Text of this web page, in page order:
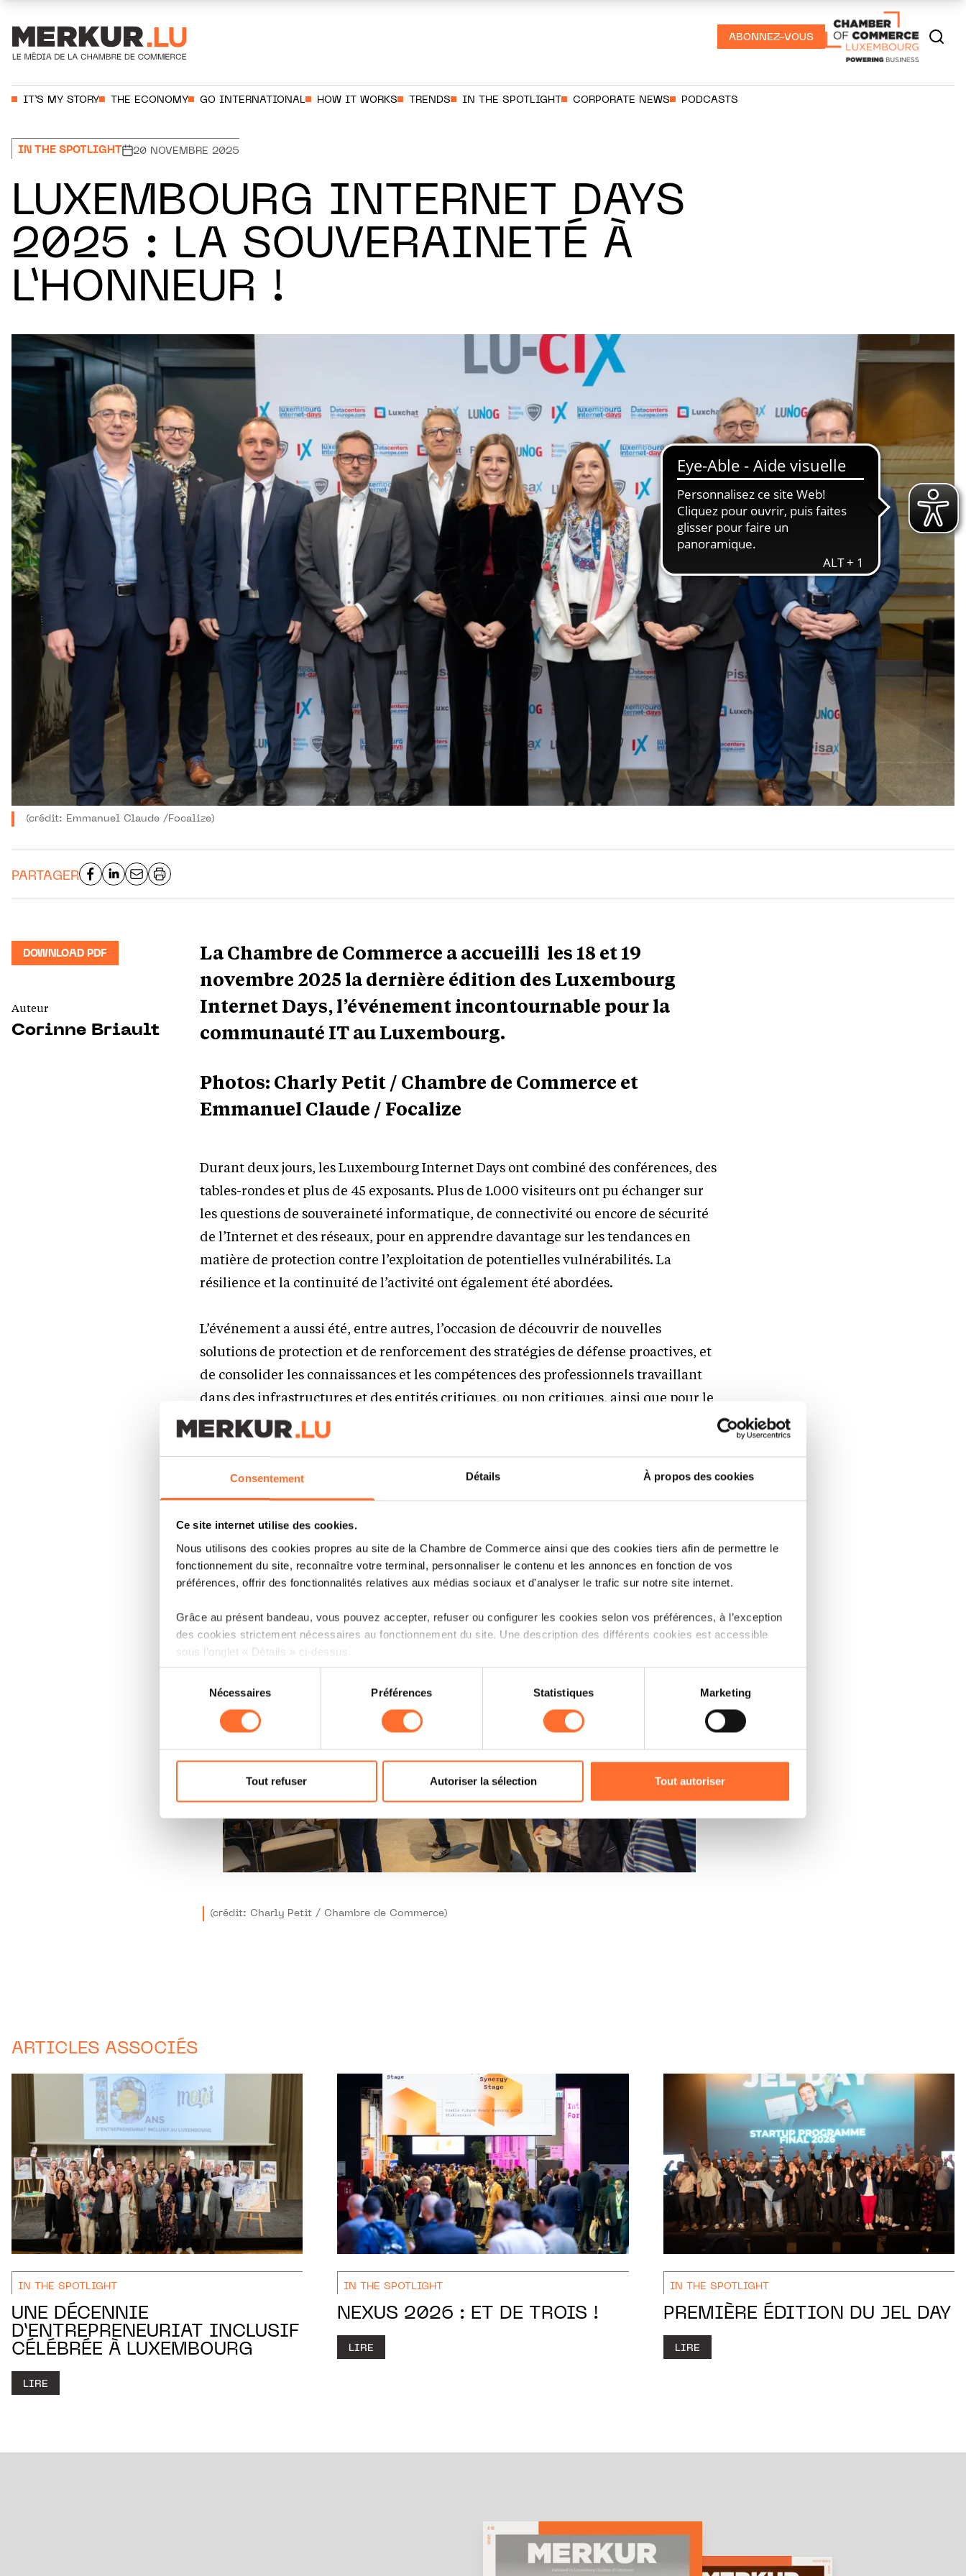
Consentement Détails À propos des cookies
Ce site internet utilise des cookies.
Nous utilisons des cookies propres au site de la Chambre de Commerce ainsi que des cookies tiers afin de permettre le
fonctionnement du site, reconnaître votre terminal, personnaliser le contenu et les annonces en fonction de vos
préférences, offrir des fonctionnalités relatives aux médias sociaux et d'analyser le trafic sur notre site internet.
Grâce au présent bandeau, vous pouvez accepter, refuser ou configurer les cookies selon vos préférences, à l’exception
des cookies strictement nécessaires au fonctionnement du site. Une description des différents cookies est accessible
sous l’onglet « Détails » ci-dessus.
Il est précisé que la navigation sur le site et certaines fonctionnalités (ex : lecture de vidéos, partage sur les réseaux
sociaux, sauvegarde des préférences de lecture vidéo, personnalisation de l’affichage du site) peuvent être affectées en
cas de refus de tous les cookies ou des cookies non nécessaires.
Pour de plus amples informations sur la manière dont nous utilisons lescookies et sommes amenés à traiter vos données
personnelles, vous pouvez consulter notreCharte d’usage des cookieset notrePolitique de protection des données
personnelles.
consentement
Nécessaires Préférences Statistiques Marketing
Tout refuser Autoriser la sélection Tout autoriser
ABONNEZ-VOUS
IT’S MY STORY THE ECONOMY GO INTERNATIONAL HOW IT WORKS TRENDS IN THE SPOTLIGHT CORPORATE NEWS PODCASTS
IN THE SPOTLIGHT 20 NOVEMBRE 2025
LUXEMBOURG INTERNET DAYS
2025 : LA SOUVERAINETÉ À
L’HONNEUR !
(crédit: Emmanuel Claude /Focalize)
PARTAGER
DOWNLOAD PDF
Auteur
Corinne Briault
La Chambre de Commerce a accueilli les 18 et 19
novembre 2025 la dernière édition des Luxembourg
Internet Days, l’événement incontournable pour la
communauté IT au Luxembourg.
Photos: Charly Petit / Chambre de Commerce et
Emmanuel Claude / Focalize
Durant deux jours, les Luxembourg Internet Days ont combiné des conférences, des
tables-rondes et plus de 45 exposants. Plus de 1.000 visiteurs ont pu échanger sur
les questions de souveraineté informatique, de connectivité ou encore de sécurité
de l’Internet et des réseaux, pour en apprendre davantage sur les tendances en
matière de protection contre l’exploitation de potentielles vulnérabilités. La
résilience et la continuité de l’activité ont également été abordées.
L’événement a aussi été, entre autres, l’occasion de découvrir de nouvelles
solutions de protection et de renforcement des stratégies de défense proactives, et
de consolider les connaissances et les compétences des professionnels travaillant
dans des infrastructures et des entités critiques, ou non critiques, ainsi que pour le
secteur communal de renforcer sa sécurité IT, sa résistance et sa résilience.
Nouveauté cette année, la tenue d’un Hackathon sur deux jours sur les thèmes
(crédit: Charly Petit / Chambre de Commerce)
ARTICLES ASSOCIÉS
IN THE SPOTLIGHT
UNE DÉCENNIE
D’ENTREPRENEURIAT INCLUSIF
CÉLÉBRÉE À LUXEMBOURG
LIRE
IN THE SPOTLIGHT
NEXUS 2026 : ET DE TROIS !
LIRE
IN THE SPOTLIGHT
PREMIÈRE ÉDITION DU JEL DAY
LIRE